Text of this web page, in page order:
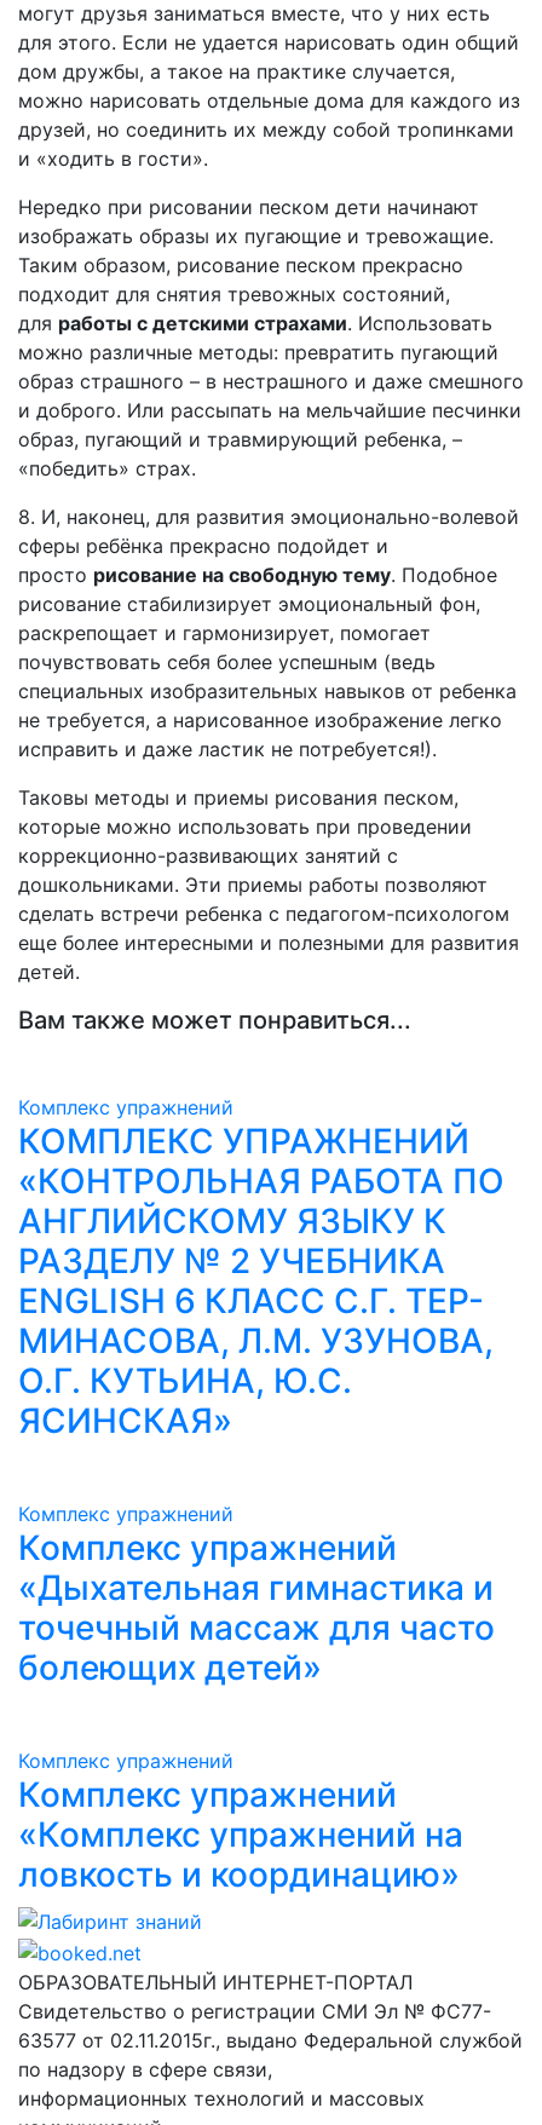
могут друзья заниматься вместе, что у них есть
для этого. Если не удается нарисовать один общий
дом дружбы, а такое на практике случается,
можно нарисовать отдельные дома для каждого из
друзей, но соединить их между собой тропинками
и «ходить в гости».
Нередко при рисовании песком дети начинают
изображать образы их пугающие и тревожащие.
Таким образом, рисование песком прекрасно
подходит для снятия тревожных состояний,
для работы с детскими страхами. Использовать
можно различные методы: превратить пугающий
образ страшного – в нестрашного и даже смешного
и доброго. Или рассыпать на мельчайшие песчинки
образ, пугающий и травмирующий ребенка, –
«победить» страх.
8. И, наконец, для развития эмоционально-волевой
сферы ребёнка прекрасно подойдет и
просто рисование на свободную тему. Подобное
рисование стабилизирует эмоциональный фон,
раскрепощает и гармонизирует, помогает
почувствовать себя более успешным (ведь
специальных изобразительных навыков от ребенка
не требуется, а нарисованное изображение легко
исправить и даже ластик не потребуется!).
Таковы методы и приемы рисования песком,
которые можно использовать при проведении
коррекционно-развивающих занятий с
дошкольниками. Эти приемы работы позволяют
сделать встречи ребенка с педагогом-психологом
еще более интересными и полезными для развития
детей.
Вам также может понравиться...
Комплекс упражнений
КОМПЛЕКС УПРАЖНЕНИЙ
«КОНТРОЛЬНАЯ РАБОТА ПО
АНГЛИЙСКОМУ ЯЗЫКУ К
РАЗДЕЛУ № 2 УЧЕБНИКА
ENGLISH 6 КЛАСС С.Г. ТЕР-
МИНАСОВА, Л.М. УЗУНОВА,
О.Г. КУТЬИНА, Ю.С.
ЯСИНСКАЯ»
Комплекс упражнений
Комплекс упражнений
«Дыхательная гимнастика и
точечный массаж для часто
болеющих детей»
Комплекс упражнений
Комплекс упражнений
«Комплекс упражнений на
ловкость и координацию»
Лабиринт знаний
ОБРАЗОВАТЕЛЬНЫЙ ИНТЕРНЕТ-ПОРТАЛ
Свидетельство о регистрации СМИ Эл № ФС77-
63577 от 02.11.2015г., выдано Федеральной службой
по надзору в сфере связи,
информационных технологий и массовых